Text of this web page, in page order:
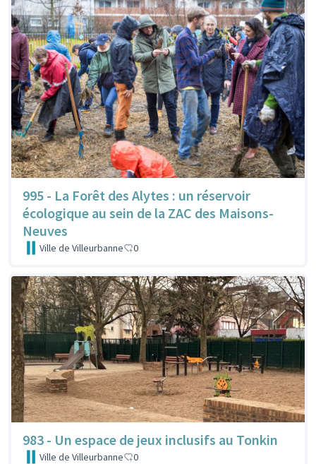
995 - La Forêt des Alytes : un réservoir
écologique au sein de la ZAC des Maisons-
Neuves
Ville de Villeurbanne 0
983 - Un espace de jeux inclusifs au Tonkin
Ville de Villeurbanne 0